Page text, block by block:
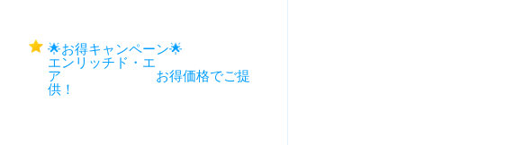
🌟お得キャンペーン🌟
エンリッチド・エ
ア お得価格でご提
供！